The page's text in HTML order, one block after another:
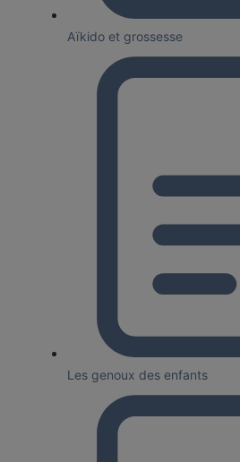
Aïkido et grossesse
Les genoux des enfants